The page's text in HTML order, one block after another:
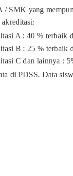
/ SMK yang
A : 40 % terbaik
B : 25 % terbaik
C dan lainnya :
di PDSS. Data